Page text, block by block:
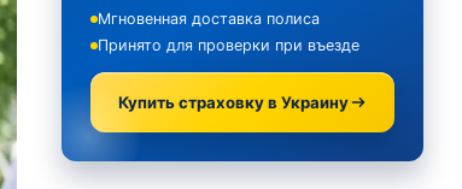
Мгновенная доставка полиса
Принято для проверки при въезде
Купить страховку в Украину